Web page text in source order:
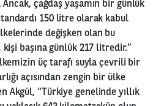
çağdaş yaşamın bir günlük
150 litre olarak kabul
değişken olan bu
başına günlük 217 litredir.”
üç tarafı suyla çevrili bir
açısından zengin bir ülke
Akgül, “Türkiye genelinde yıllık